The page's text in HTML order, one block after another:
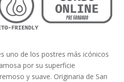
uno de los postres más icónicos
por su superficie
y suave. Originaria de San